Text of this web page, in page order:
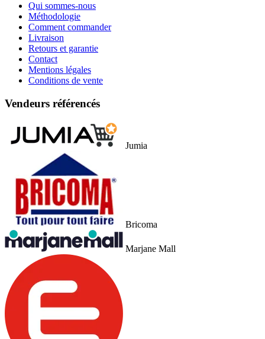
Qui sommes-nous
Méthodologie
Comment commander
Livraison
Retours et garantie
Contact
Mentions légales
Conditions de vente
Vendeurs référencés
Jumia
Bricoma
Marjane Mall